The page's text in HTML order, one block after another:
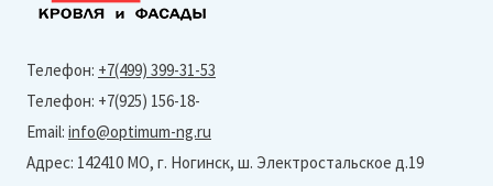
Телефон: +7(499) 399-31-53
Телефон: +7(925) 156-18-
Email: info@optimum-ng.ru
Адрес: 142410 МО, г. Ногинск, ш. Электростальское д.19